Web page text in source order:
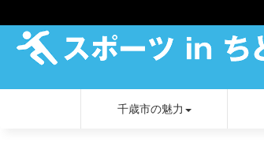
千歳市の魅力